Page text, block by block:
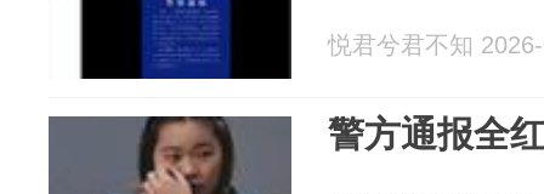
悦君兮君不知
警方通报全